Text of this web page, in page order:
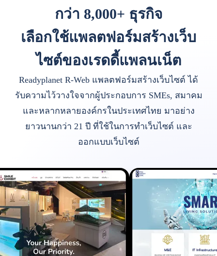
กว่า 8,000+ ธุรกิจ
เลือกใช้แพลตฟอร์มสร้างเว็บ
ไซต์ของเรดดี้แพลนเน็ต
Readyplanet R-Web แพลตฟอร์มสร้างเว็บไซต์ ได้
รับความไว้วางใจจากผู้ประกอบการ SMEs, สมาคม
และหลากหลายองค์กรในประเทศไทย มาอย่าง
ยาวนานกว่า 21 ปี ที่ใช้ในการทำเว็บไซต์ และ
ออกแบบเว็บไซต์